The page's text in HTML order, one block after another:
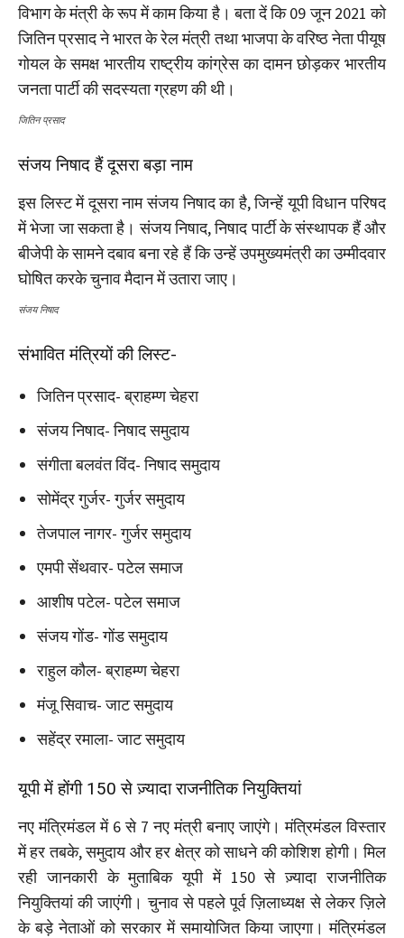
विभाग के मंत्री के रूप में काम किया है। बता दें कि 09 जून 2021 को
जितिन प्रसाद ने भारत के रेल मंत्री तथा भाजपा के वरिष्ठ नेता पीयूष
गोयल के समक्ष भारतीय राष्ट्रीय कांग्रेस का दामन छोड़कर भारतीय
जनता पार्टी की सदस्यता ग्रहण की थी।
जितिन प्रसाद
संजय निषाद हैं दूसरा बड़ा नाम
इस लिस्ट में दूसरा नाम संजय निषाद का है, जिन्हें यूपी विधान परिषद
में भेजा जा सकता है। संजय निषाद, निषाद पार्टी के संस्थापक हैं और
बीजेपी के सामने दबाव बना रहे हैं कि उन्हें उपमुख्यमंत्री का उम्मीदवार
घोषित करके चुनाव मैदान में उतारा जाए।
संजय निषाद
संभावित मंत्रियों की लिस्ट-
जितिन प्रसाद- ब्राहम्ण चेहरा
संजय निषाद- निषाद समुदाय
संगीता बलवंत विंद- निषाद समुदाय
सोमेंद्र गुर्जर- गुर्जर समुदाय
तेजपाल नागर- गुर्जर समुदाय
एमपी सेंथवार- पटेल समाज
आशीष पटेल- पटेल समाज
संजय गोंड- गोंड समुदाय
राहुल कौल- ब्राहम्ण चेहरा
मंजू सिवाच- जाट समुदाय
सहेंद्र रमाला- जाट समुदाय
यूपी में होंगी 150 से ज़्यादा राजनीतिक नियुक्तियां
नए मंत्रिमंडल में 6 से 7 नए मंत्री बनाए जाएंगे। मंत्रिमंडल विस्तार
में हर तबके, समुदाय और हर क्षेत्र को साधने की कोशिश होगी। मिल
रही जानकारी के मुताबिक यूपी में 150 से ज़्यादा राजनीतिक
नियुक्तियां की जाएंगी। चुनाव से पहले पूर्व ज़िलाध्यक्ष से लेकर ज़िले
के बड़े नेताओं को सरकार में समायोजित किया जाएगा। मंत्रिमंडल